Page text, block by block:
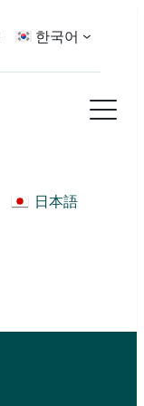
한국어
日本語